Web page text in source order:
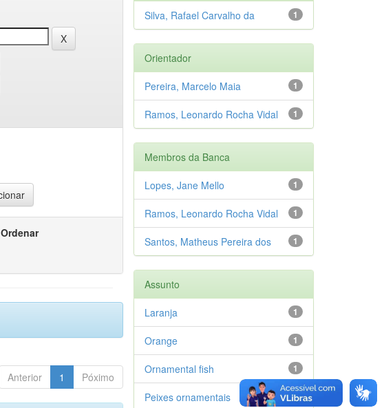
Ordenar
Anterior 1 Póximo
1
Silva, Rafael Carvalho da
Orientador
1
Pereira, Marcelo Maia
1
Ramos, Leonardo Rocha Vidal
Membros da Banca
1
Lopes, Jane Mello
1
Ramos, Leonardo Rocha Vidal
1
Santos, Matheus Pereira dos
Assunto
1
Laranja
1
Orange
1
Ornamental fish
1
Peixes ornamentais